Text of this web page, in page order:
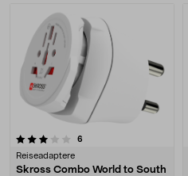
6
Reiseadaptere
Skross Combo World to South
0.0 av 5 stjerner